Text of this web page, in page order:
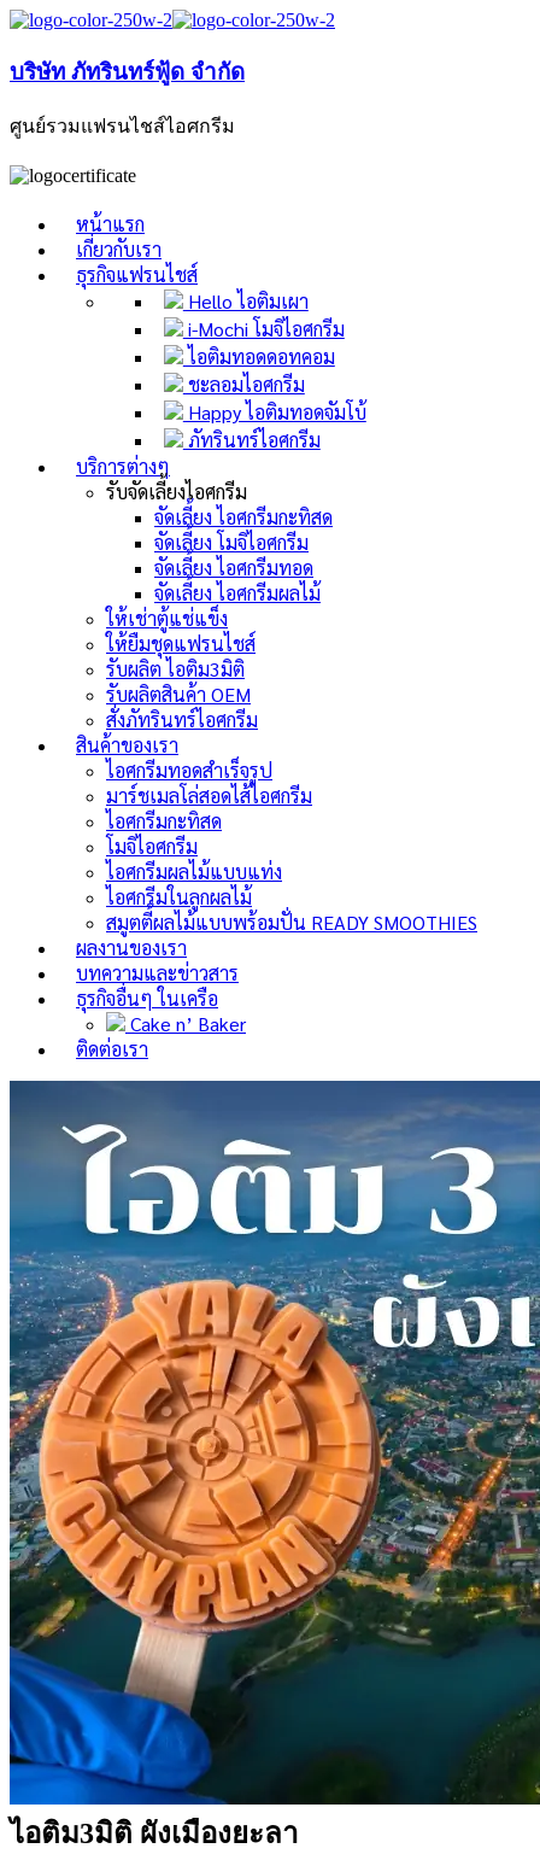
บริษัท ภัทรินทร์ฟู้ด จำกัด
ศูนย์รวมแฟรนไชส์ไอศกรีม
หน้าแรก
เกี่ยวกับเรา
ธุรกิจแฟรนไชส์
Hello ไอติมเผา
i-Mochi โมจิไอศกรีม
ไอติมทอดดอทคอม
ชะลอมไอศกรีม
Happy ไอติมทอดจัมโบ้
ภัทรินทร์ไอศกรีม
บริการต่างๆ
รับจัดเลี้ยงไอศกรีม
จัดเลี้ยง ไอศกรีมกะทิสด
จัดเลี้ยง โมจิไอศกรีม
จัดเลี้ยง ไอศกรีมทอด
จัดเลี้ยง ไอศกรีมผลไม้
ให้เช่าตู้แช่แข็ง
ให้ยืมชุดแฟรนไชส์
รับผลิต ไอติม3มิติ
รับผลิตสินค้า OEM
สั่งภัทรินทร์ไอศกรีม
สินค้าของเรา
ไอศกรีมทอดสำเร็จรูป
มาร์ชเมลโล่สอดไส้ไอศกรีม
ไอศกรีมกะทิสด
โมจิไอศกรีม
ไอศกรีมผลไม้แบบแท่ง
ไอศกรีมในลูกผลไม้
สมูตตี้ผลไม้แบบพร้อมปั่น READY SMOOTHIES
ผลงานของเรา
บทความและข่าวสาร
ธุรกิจอื่นๆ ในเครือ
Cake n’ Baker
ติดต่อเรา
ไอติม3มิติ ผังเมืองยะลา